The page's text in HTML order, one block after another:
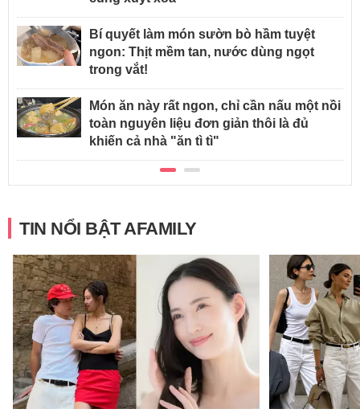
Bí quyết làm món sườn bò hầm tuyệt
ngon: Thịt mềm tan, nước dùng ngọt
trong vắt!
Món ăn này rất ngon, chỉ cần nấu một nồi
toàn nguyên liệu đơn giản thôi là đủ
khiến cả nhà "ăn tì tì"
TIN NỔI BẬT AFAMILY